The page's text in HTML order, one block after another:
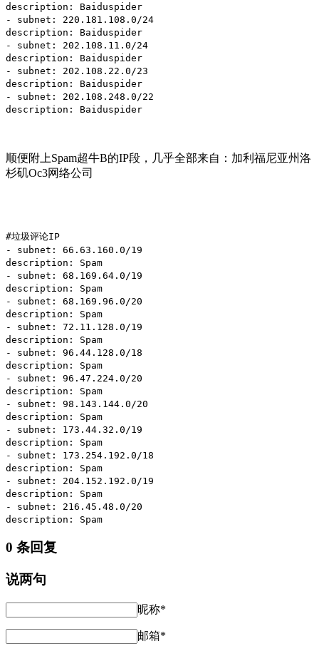
description: Baiduspider
- subnet: 220.181.108.0/24
description: Baiduspider
- subnet: 202.108.11.0/24
description: Baiduspider
- subnet: 202.108.22.0/23
description: Baiduspider
- subnet: 202.108.248.0/22
description: Baiduspider
顺便附上Spam超牛B的IP段，几乎全部来自：加利福尼亚州洛
杉矶Oc3网络公司
#垃圾评论IP
- subnet: 66.63.160.0/19
description: Spam
- subnet: 68.169.64.0/19
description: Spam
- subnet: 68.169.96.0/20
description: Spam
- subnet: 72.11.128.0/19
description: Spam
- subnet: 96.44.128.0/18
description: Spam
- subnet: 96.47.224.0/20
description: Spam
- subnet: 98.143.144.0/20
description: Spam
- subnet: 173.44.32.0/19
description: Spam
- subnet: 173.254.192.0/18
description: Spam
- subnet: 204.152.192.0/19
description: Spam
- subnet: 216.45.48.0/20
description: Spam
0 条回复
说两句
昵称*
邮箱*